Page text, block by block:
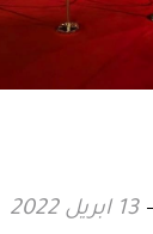
13 ابريل 2022